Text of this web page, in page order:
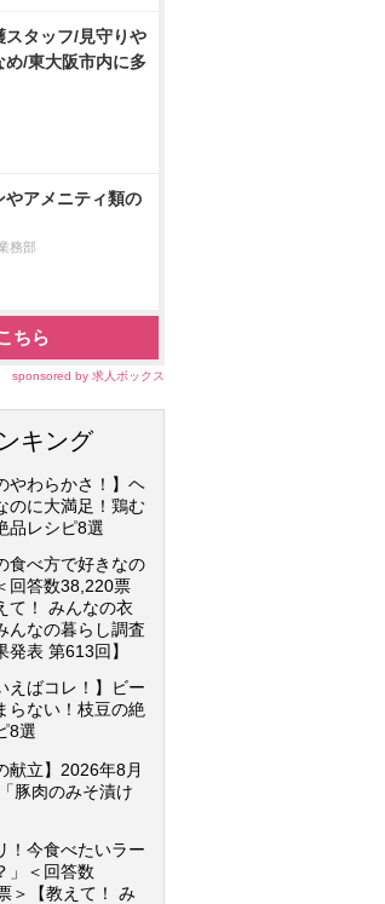
スタッフ/見守り
め/東大阪市内に多
やアメニティ類の
務部
ちら
sponsored by 求人ボックス
キング
やわらかさ！】ヘ
のに大満足！鶏む
品レシピ8選
食べ方で好きなの
回答数38,220票
て！ みんなの衣
んなの暮らし調査
発表 第613回】
えばコレ！】ビー
らない！枝豆の絶
8選
献立】2026年8月
豚肉のみそ漬け
！今食べたいラー
」＜回答数
＞【教えて！ み